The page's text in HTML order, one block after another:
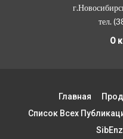
тел.
О
Главная
Список Всех